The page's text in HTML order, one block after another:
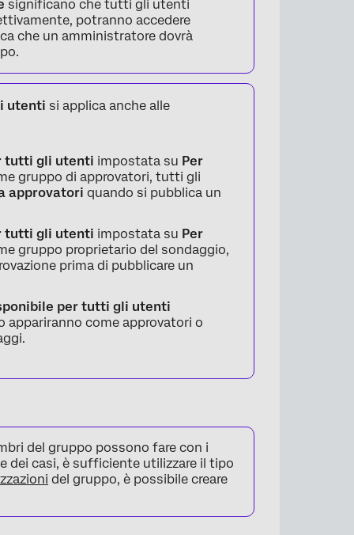
×
significano che tutti gli utenti
potranno accedere
che un amministratore dovrà
utenti si applica anche alle
tutti gli utenti impostata su Per
gruppo di approvatori, tutti gli
approvatori quando si pubblica un
tutti gli utenti impostata su Per
gruppo proprietario del sondaggio,
prima di pubblicare un
per tutti gli utenti
come approvatori o
del gruppo possono fare con i
dei casi, è sufficiente utilizzare il tipo
del gruppo, è possibile creare